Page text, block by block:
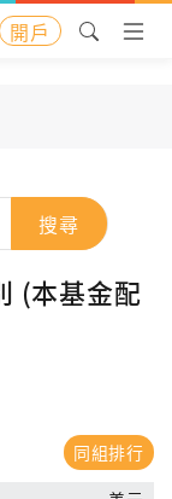
開戶
搜尋
(本基金配
同組排行